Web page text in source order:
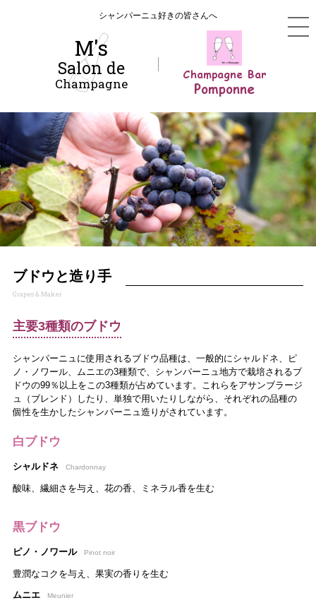
シャンパーニュ好きの皆さんへ
M's
Salon de
Champagne
Champagne Bar
Pomponne
ブドウと造り手
Grapes & Maker
主要3種類のブドウ
シャンパーニュに使用されるブドウ品種は、一般的にシャルドネ、ピ
ノ・ノワール、ムニエの3種類で、シャンパーニュ地方で栽培されるブ
ドウの99％以上をこの3種類が占めています。これらをアサンブラージ
ュ（ブレンド）したり、単独で用いたりしながら、それぞれの品種の
個性を生かしたシャンパーニュ造りがされています。
白ブドウ
シャルドネ Chardonnay
酸味、繊細さを与え、花の香、ミネラル香を生む
黒ブドウ
ピノ・ノワール Pinot noir
豊潤なコクを与え、果実の香りを生む
ムニエ
Meunier